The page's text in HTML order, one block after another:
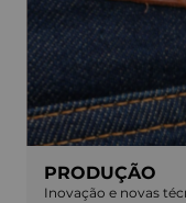
PRODUÇÃO
Inovação e novas